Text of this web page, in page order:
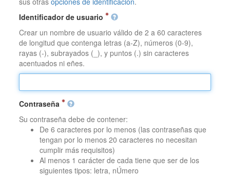
Identificador de usuario
Crear un nombre de usuario válido de 2 a 60 caracteres
de longitud que contenga letras (a-Z), números (0-9),
rayas (-), subrayados (_), y puntos (.) sin caracteres
acentuados ni eñes.
Contraseña
Su contraseña debe de contener:
De 6 caracteres por lo menos (las contraseñas que
tengan por lo menos 20 caracteres no necesitan
cumplir más requisitos)
Al menos 1 carácter de cada tiene que ser de los
siguientes tipos: letra, nÚmero